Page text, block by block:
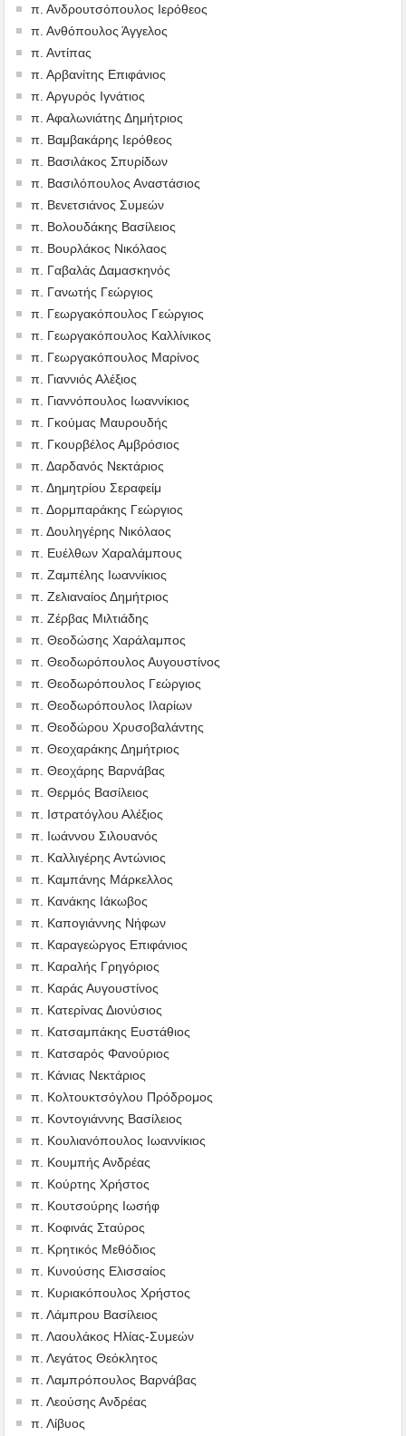
π. Ανδρουτσόπουλος Ιερόθεος
π. Ανθόπουλος Άγγελος
π. Αντίπας
π. Αρβανίτης Επιφάνιος
π. Αργυρός Ιγνάτιος
π. Αφαλωνιάτης Δημήτριος
π. Βαμβακάρης Ιερόθεος
π. Βασιλάκος Σπυρίδων
π. Βασιλόπουλος Αναστάσιος
π. Βενετσιάνος Συμεών
π. Βολουδάκης Βασίλειος
π. Βουρλάκος Νικόλαος
π. Γαβαλάς Δαμασκηνός
π. Γανωτής Γεώργιος
π. Γεωργακόπουλος Γεώργιος
π. Γεωργακόπουλος Καλλίνικος
π. Γεωργακόπουλος Μαρίνος
π. Γιαννιός Αλέξιος
π. Γιαννόπουλος Ιωαννίκιος
π. Γκούμας Μαυρουδής
π. Γκουρβέλος Αμβρόσιος
π. Δαρδανός Νεκτάριος
π. Δημητρίου Σεραφείμ
π. Δορμπαράκης Γεώργιος
π. Δουληγέρης Νικόλαος
π. Ευέλθων Χαραλάμπους
π. Ζαμπέλης Ιωαννίκιος
π. Ζελιαναίος Δημήτριος
π. Ζέρβας Μιλτιάδης
π. Θεοδώσης Χαράλαμπος
π. Θεοδωρόπουλος Αυγουστίνος
π. Θεοδωρόπουλος Γεώργιος
π. Θεοδωρόπουλος Ιλαρίων
π. Θεοδώρου Χρυσοβαλάντης
π. Θεοχαράκης Δημήτριος
π. Θεοχάρης Βαρνάβας
π. Θερμός Βασίλειος
π. Ιστρατόγλου Αλέξιος
π. Ιωάννου Σιλουανός
π. Καλλιγέρης Αντώνιος
π. Καμπάνης Μάρκελλος
π. Κανάκης Ιάκωβος
π. Καπογιάννης Νήφων
π. Καραγεώργος Επιφάνιος
π. Καραλής Γρηγόριος
π. Καράς Αυγουστίνος
π. Κατερίνας Διονύσιος
π. Κατσαμπάκης Ευστάθιος
π. Κατσαρός Φανούριος
π. Κάνιας Νεκτάριος
π. Κολτουκτσόγλου Πρόδρομος
π. Κοντογιάννης Βασίλειος
π. Κουλιανόπουλος Ιωαννίκιος
π. Κουμπής Ανδρέας
π. Κούρτης Χρήστος
π. Κουτσούρης Ιωσήφ
π. Κοφινάς Σταύρος
π. Κρητικός Μεθόδιος
π. Κυνούσης Ελισσαίος
π. Κυριακόπουλος Χρήστος
π. Λάμπρου Βασίλειος
π. Λαουλάκος Ηλίας-Συμεών
π. Λεγάτος Θεόκλητος
π. Λαμπρόπουλος Βαρνάβας
π. Λεούσης Ανδρέας
π. Λίβυος